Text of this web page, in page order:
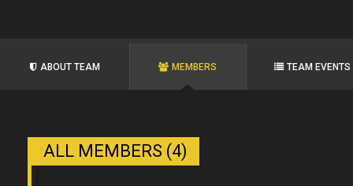
ABOUT TEAM MEMBERS TEAM EVENTS
ALL MEMBERS (4)